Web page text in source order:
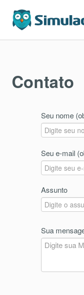
Contato
Seu nome
Seu e-mail
Assunto
Sua